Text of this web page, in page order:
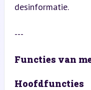
desinformatie.
---
Functies van
Hoofdfuncties